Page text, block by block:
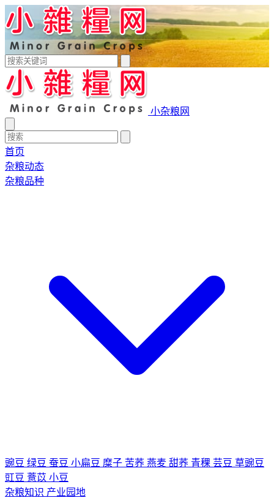
小杂粮网
首页
杂粮动态
杂粮品种
豌豆 绿豆 蚕豆 小扁豆 糜子 苦荞 燕麦 甜荞 青稞 芸豆 草豌豆
豇豆 薏苡 小豆
杂粮知识 产业园地